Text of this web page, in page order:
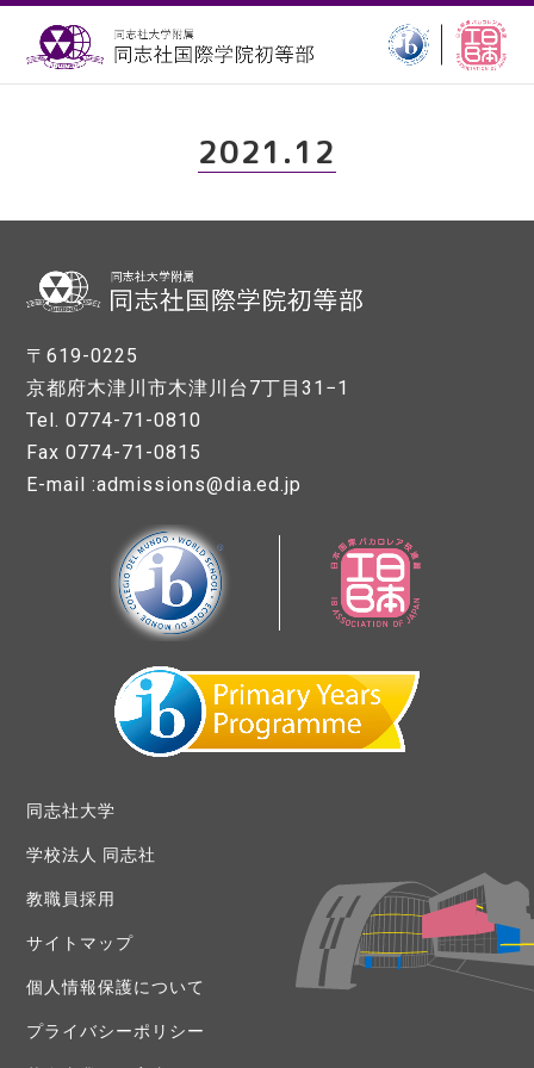
2021.12
〒619-0225
京都府木津川市木津川台7丁目31−1
Tel. 0774-71-0810
Fax 0774-71-0815
E-mail :admissions@dia.ed.jp
同志社大学
学校法人 同志社
教職員採用
サイトマップ
個人情報保護について
プライバシーポリシー